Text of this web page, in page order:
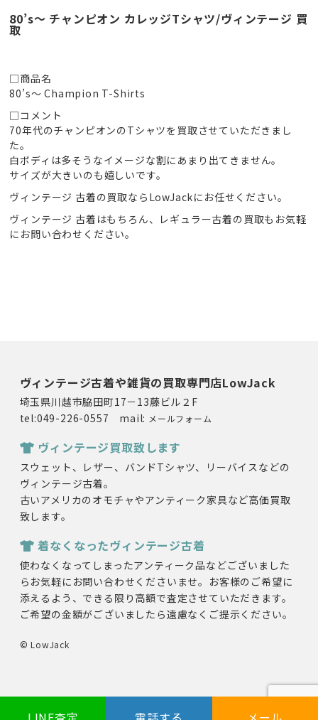
80’s～ チャンピオン カレッジTシャツ/ヴィンテージ 買
取
□商品名
80’s～ Champion T-Shirts
□コメント
70年代のチャンピオンのTシャツを買取させていただきまし
た。
白ボディは多そうなイメージな割にあまり出てきません。
サイズが大きいのも嬉しいです。
ヴィンテージ 古着の買取ならLowJackにお任せください。
ヴィンテージ 古着はもちろん、レギュラー古着の買取もお気軽
にお問い合わせください。
ヴィンテージ古着や雑貨の買取専門店LowJack
埼玉県川越市脇田町17－13藤ビル２F
tel:049-226-0557 mail: メールフォーム
ヴィンテージ買取致します
スウェット、レザー、バンドTシャツ、リーバイスなどの
ヴィンテージ古着。
古いアメリカのオモチャやアンティーク家具など高価買取
致します。
着なくなったヴィンテージ古着
使わなくなってしまったアンティーク品などございました
らお気軽にお問い合わせくださいませ。お客様のご希望に
添えるよう、できる限り高額で査定させていただきます。
ご希望の金額がございましたら遠慮なくご提示ください。
© LowJack